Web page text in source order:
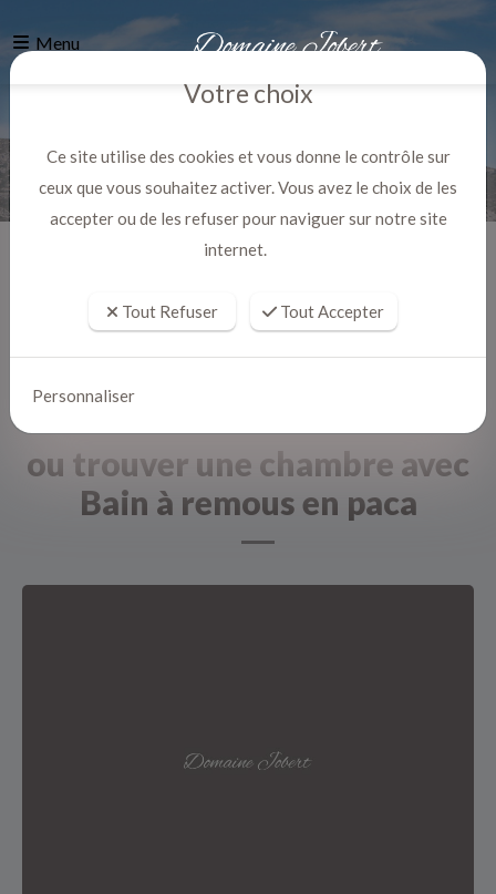
Menu
ou trouver une chambre avec
Bain à remous en paca
Votre choix
Ce site utilise des cookies et vous donne le contrôle sur
ceux que vous souhaitez activer. Vous avez le choix de les
accepter ou de les refuser pour naviguer sur notre site
internet.
Tout Refuser Tout Accepter
Personnaliser